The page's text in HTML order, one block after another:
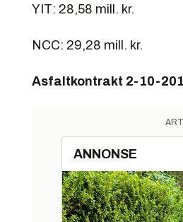
YIT: 28,58 mill. kr.
NCC: 29,28 mill. kr.
Asfaltkontrakt 2-10-
ANNONSE